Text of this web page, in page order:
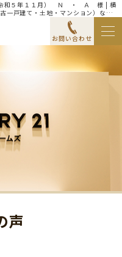
令和５年１１月） Ｎ ・ Ａ 様 | 横
一戸建て・土地・マンション）なら
お問い合わせ
声